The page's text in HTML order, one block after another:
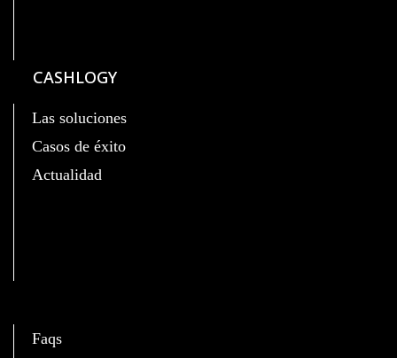
CASHLOGY
Las soluciones
Casos de éxito
Actualidad
Faqs